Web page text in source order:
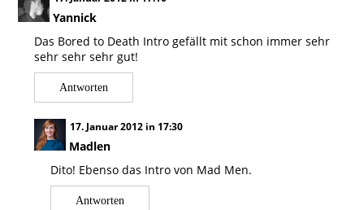
Yannick
Das Bored to Death Intro gefällt mit schon immer sehr
sehr sehr sehr gut!
Antworten
Madlen
17. Januar 2012 in 17:30
Dito! Ebenso das Intro von Mad Men.
Antworten